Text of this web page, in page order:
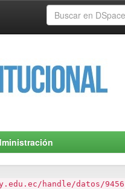
handle/datos/9456